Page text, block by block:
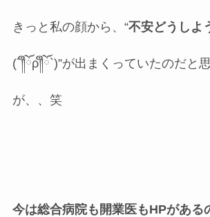
きっと私の顔から、“不安どうしよ
(´༎ຶོρ༎ຶོ`)”が出まくっていたのだと
が、、笑
今は総合病院も開業医もHPがある